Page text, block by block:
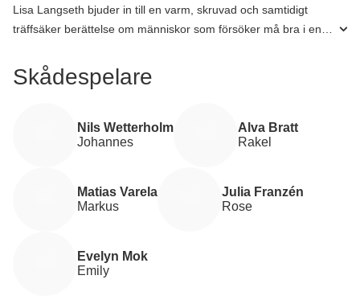
Lisa Langseth bjuder in till en varm, skruvad och samtidigt
träffsäker berättelse om människor som försöker må bra i en
hamnar psykologistudenten Johannes, spelad av Nils
Wetterholm, mitt i en psykiatrimottagning där välmående inte
Emily och Rakel – en färgstark grupp som hittar varandra i sina
sårbarheter och i en oväntad gemenskap. Med Alva Bratt som
blir filmen både rolig, öm och lite vass i kanten. Det här är en
romantisk komedi med hjärta, dans och en tydlig känsla av att
Skådespelare
Nils Wetterholm
Johannes
Alva Bratt
Rakel
Matias Varela
Markus
Julia Franzén
Rose
Evelyn Mok
Emily